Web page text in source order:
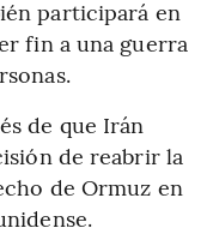
participará en
fin a una guerra
de que Irán
de reabrir la
de Ormuz en